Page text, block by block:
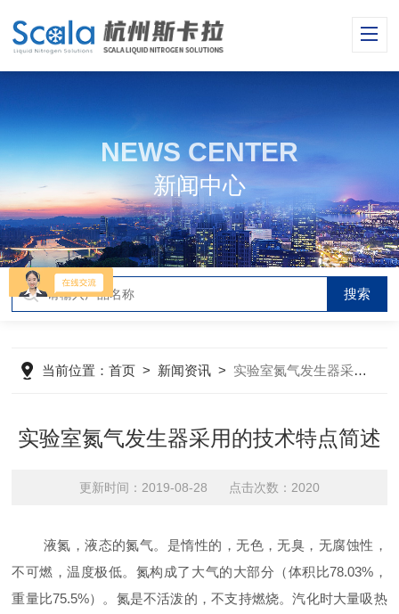
NEWS CENTER
新闻中心
当前位置：首页 > 新闻资讯 > 实验室氮气发生器采用的技术特点简述
实验室氮气发生器采用的技术特点简述
更新时间：2019-08-28 点击次数：2020
液氮，液态的氮气。是惰性的，无色，无臭，无腐蚀性，
不可燃，温度极低。氮构成了大气的大部分（体积比78.03%，
重量比75.5%）。氮是不活泼的，不支持燃烧。汽化时大量吸热